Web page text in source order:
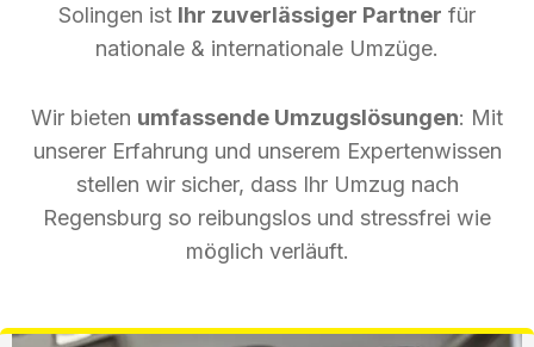
Solingen ist Ihr zuverlässiger Partner für
nationale & internationale Umzüge.
Wir bieten umfassende Umzugslösungen: Mit
unserer Erfahrung und unserem Expertenwissen
stellen wir sicher, dass Ihr Umzug nach
Regensburg so reibungslos und stressfrei wie
möglich verläuft.